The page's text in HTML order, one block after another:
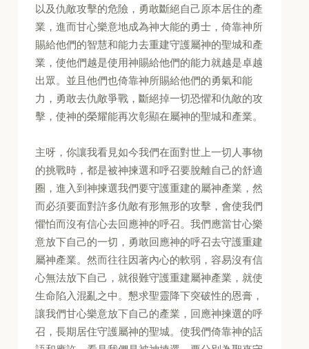
以及仇敵攻擊的危險，勇敢斷絕自己原本居住的產
業，進而甘心樂意地成為神大能的勇士，倚靠神所
賜給他們的智慧和能力去重建守護屬神的聖城和產
業，使他們越是使用神賜給他們的能力就越是卓越
出眾。並且他們也倚靠神所賜給他們的勇氣和能
力，勇敢去仇敵爭戰，斷絕掉一切恐懼和仇敵的攻
擊，使神的榮耀能再次彰顯在屬神的聖城和產業。
主呀，你讓我看見如今我們在面對世上一切人事物
的挑戰時，都是被神揀選和呼召要脫離自己的舒適
圈，進入到神揀選我們要守護重建的屬神產業，然
而必須要面對許多仇敵有形無形的攻擊，會使我們
懼怕而沒有信心去回應神的呼召。我們應當甘心樂
意放下自己的一切，勇敢回應神的呼召去守護重建
屬神產業。然而往往因著內心的軟弱，容易沒有信
心無法放下自己，就很難守護重建屬神產業，就使
生命陷入混亂之中。懇求聖靈降下突破性的恩膏，
讓我們甘心樂意放下自己的產業，回應神揀選的呼
召，長期居住守護屬神的聖城。使我們倚靠神的話